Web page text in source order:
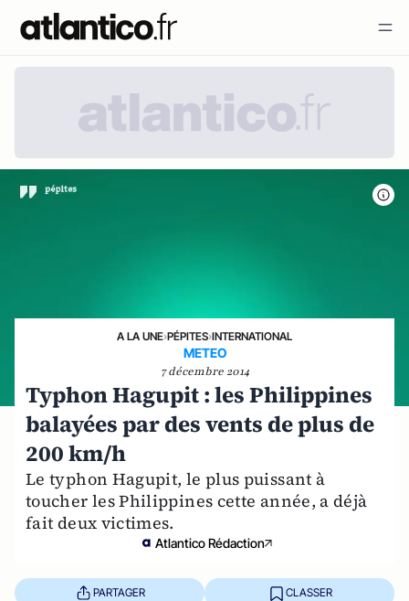
A LA UNE›PÉPITES›INTERNATIONAL
METEO
7 décembre 2014
Typhon Hagupit : les Philippines
balayées par des vents de plus de
200 km/h
Le typhon Hagupit, le plus puissant à
toucher les Philippines cette année, a déjà
fait deux victimes.
Atlantico Rédaction
PARTAGER CLASSER